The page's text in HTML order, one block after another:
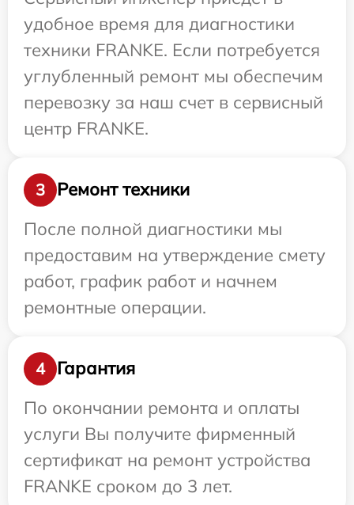
удобное время для диагностики
техники FRANKE. Если потребуется
углубленный ремонт мы обеспечим
перевозку за наш счет в сервисный
центр FRANKE.
3
Ремонт техники
После полной диагностики мы
предоставим на утверждение смету
работ, график работ и начнем
ремонтные операции.
4
Гарантия
По окончании ремонта и оплаты
услуги Вы получите фирменный
сертификат на ремонт устройства
FRANKE сроком до 3 лет.